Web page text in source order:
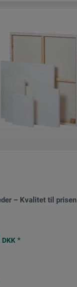
– Kvalitet til prisen
DKK *